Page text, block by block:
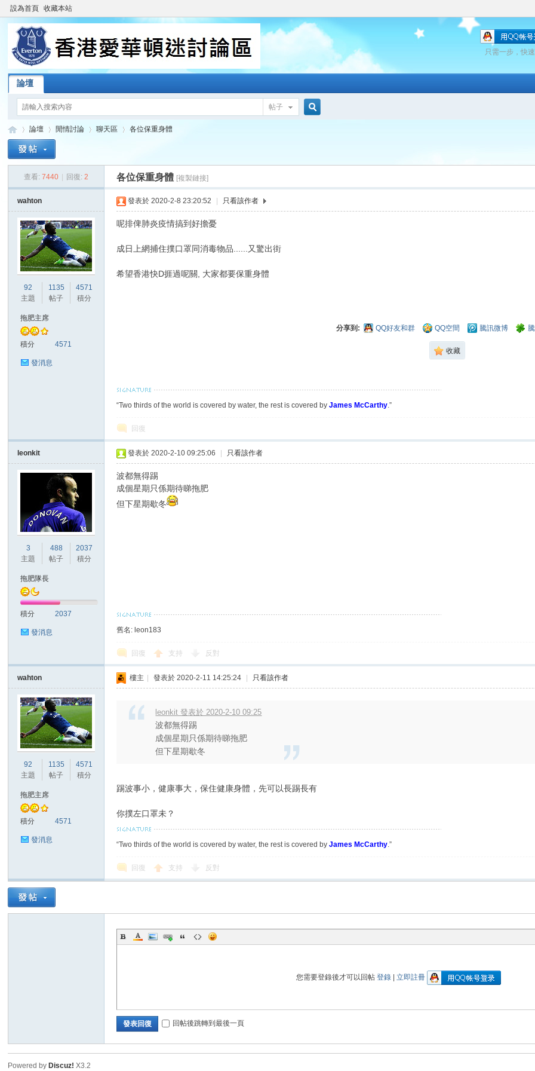
設為首頁 收藏本站
只需一步，快
論壇
帖子
論壇
›
閒情討論
›
聊天區
›
各位保重身體
查看: 7440 回復: 2 各位保重身體 [複製鏈接]
wahton
92
主題
1135
帖子
4571
積分
拖肥主席
積分 4571
發消息
發表於 2020-2-8 23:20:52 只看該作者
呢排俾肺炎疫情搞到好擔憂
成日上網捕住撲口罩同消毒物品......又驚出街
希望香港快D捱過呢關, 大家都要保重身體
分享到: QQ好友和群 QQ空間 騰訊微博
收藏
“Two thirds of the world is covered by water, the rest is covered byJames McCarthy.”
回復
leonkit
3
主題
488
帖子
2037
積分
拖肥隊長
積分 2037
發消息
發表於 2020-2-10 09:25:06 只看該作者
波都無得踢
成個星期只係期待睇拖肥
但下星期歇冬
舊名: leon183
回復 支持 反對
wahton
92
主題
1135
帖子
4571
積分
拖肥主席
積分 4571
發消息
樓主 發表於 2020-2-11 14:25:24 只看該作者
leonkit 發表於 2020-2-10 09:25
波都無得踢
成個星期只係期待睇拖肥
但下星期歇冬
踢波事小，健康事大，保住健康身體，先可以長踢長有
你撲左口罩未？
“Two thirds of the world is covered by water, the rest is covered byJames McCarthy.”
回復 支持 反對
您需要登錄後才可以回帖 登錄| 立即註冊
發表回復 回帖後跳轉到最後一頁
Powered by Discuz! X3.2